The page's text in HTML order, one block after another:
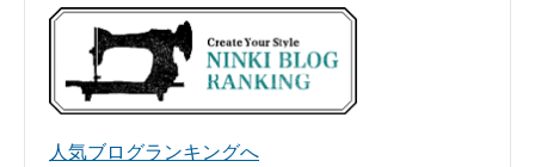
人気ブログランキングへ